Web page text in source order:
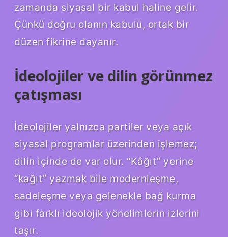
zamanda siyasal bir kabul haline gelir.
Çünkü doğru olanın kabulü, ortak bir
düzen fikrine dayanır.
İdeolojiler ve dilin görünmez
çatışması
İdeolojiler yalnızca partiler veya açık
siyasal programlar üzerinden işlemez;
dilin içinde de var olur. “Kâğıt” yerine
“kağıt” yazmak bile modernleşme,
sadeleşme veya gelenekle bağ kurma
gibi farklı ideolojik yönelimlerin izlerini
taşır.